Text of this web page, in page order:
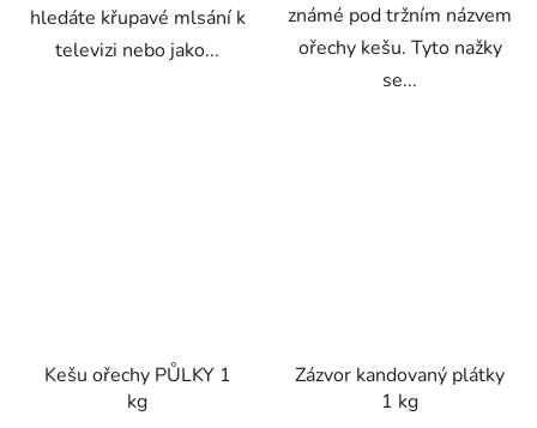
hledáte křupavé mlsání k
televizi nebo jako...
známé pod tržním názvem
ořechy kešu. Tyto nažky
se...
Kešu ořechy PŮLKY 1
kg
Zázvor kandovaný plátky
1 kg